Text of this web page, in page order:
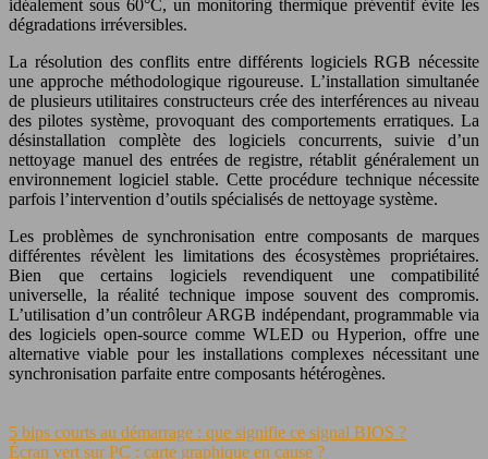
idéalement sous 60°C, un monitoring thermique préventif évite les
dégradations irréversibles.
La résolution des conflits entre différents logiciels RGB nécessite
une approche méthodologique rigoureuse. L’installation simultanée
de plusieurs utilitaires constructeurs crée des interférences au niveau
des pilotes système, provoquant des comportements erratiques. La
désinstallation complète des logiciels concurrents, suivie d’un
nettoyage manuel des entrées de registre, rétablit généralement un
environnement logiciel stable. Cette procédure technique nécessite
parfois l’intervention d’outils spécialisés de nettoyage système.
Les problèmes de synchronisation entre composants de marques
différentes révèlent les limitations des écosystèmes propriétaires.
Bien que certains logiciels revendiquent une compatibilité
universelle, la réalité technique impose souvent des compromis.
L’utilisation d’un contrôleur ARGB indépendant, programmable via
des logiciels open-source comme WLED ou Hyperion, offre une
alternative viable pour les installations complexes nécessitant une
synchronisation parfaite entre composants hétérogènes.
5 bips courts au démarrage : que signifie ce signal BIOS ?
Écran vert sur PC : carte graphique en cause ?